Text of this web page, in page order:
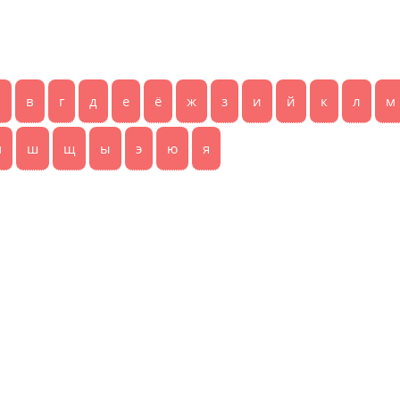
в г д е ё ж з и й к л м
ш щ ы э ю я